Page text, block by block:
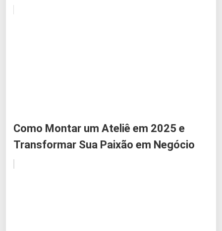
Como Montar um Ateliê em 2025 e
Transformar Sua Paixão em Negócio